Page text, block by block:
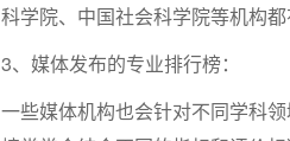
科学院、中国社会科学院等机构
3、媒体发布的专业排行榜：
一些媒体机构也会针对不同学科